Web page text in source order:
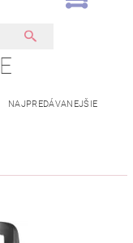
NAJPREDÁVANEJŠIE